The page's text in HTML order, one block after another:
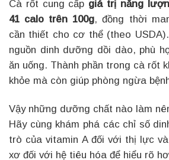
Cà rốt cung cấp giá trị năng
41 calo trên 100g, đồng thời
cần thiết cho cơ thể (theo
nguồn dinh dưỡng dồi dào, phù
ăn uống. Thành phần trong cà rốt
khỏe mà còn giúp phòng ngừa
Vậy những dưỡng chất nào làm
Hãy cùng khám phá các chỉ số
trò của vitamin A đối với thị lực
xơ đối với hệ tiêu hóa để hiểu rõ